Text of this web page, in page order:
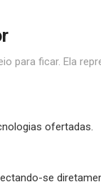
para ficar. Ela
ofertadas.
se